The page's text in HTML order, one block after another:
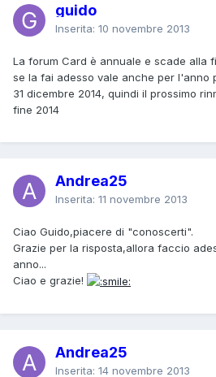
guido
Inserita: 10 novembre 2013
La forum Card è annuale e scade alla
se la fai adesso vale anche per l'anno
31 dicembre 2014, quindi il prossimo
fine 2014
Andrea25
Inserita: 11 novembre 2013
Ciao Guido,piacere di "conoscerti".
Grazie per la risposta,allora faccio
anno...
Ciao e grazie!
Andrea25
Inserita: 14 novembre 2013